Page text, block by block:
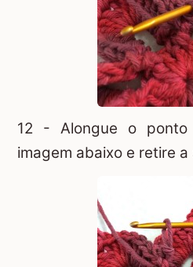
12 - Alongue o
imagem abaixo e retire a